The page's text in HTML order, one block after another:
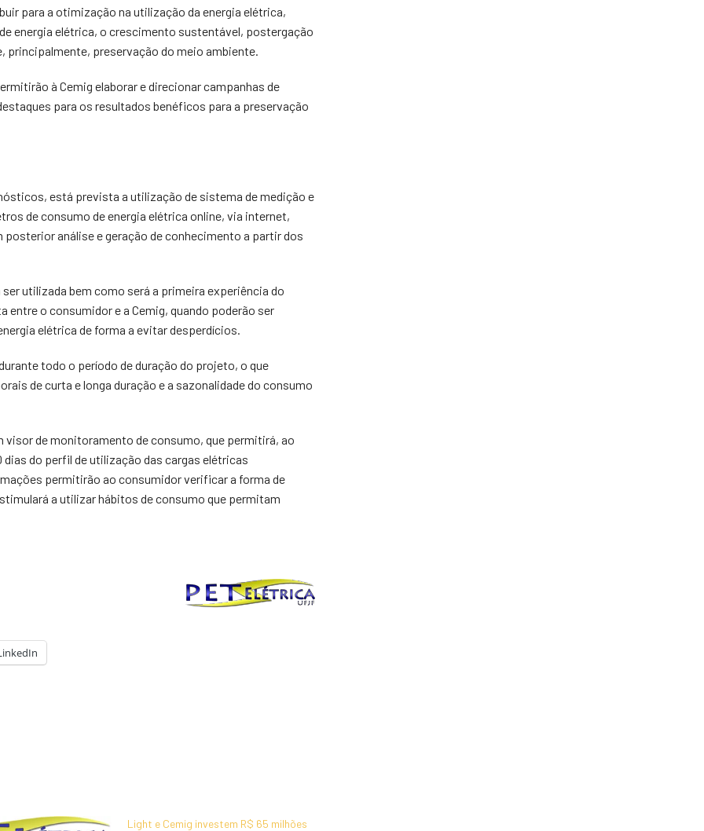
para a otimização na utilização da energia elétrica,
energia elétrica, o crescimento sustentável, postergação
preservação do meio ambiente.
à Cemig elaborar e direcionar campanhas de
para os resultados benéficos para a preservação
está prevista a utilização de sistema de medição e
de consumo de energia elétrica online, via internet,
análise e geração de conhecimento a partir dos
utilizada bem como será a primeira experiência do
o consumidor e a Cemig, quando poderão ser
elétrica de forma a evitar desperdícios.
todo o período de duração do projeto, o que
de curta e longa duração e a sazonalidade do consumo
visor de monitoramento de consumo, que permitirá, ao
do perfil de utilização das cargas elétricas
permitirão ao consumidor verificar a forma de
a utilizar hábitos de consumo que permitam
Light e Cemig investem R$ 65 milhões